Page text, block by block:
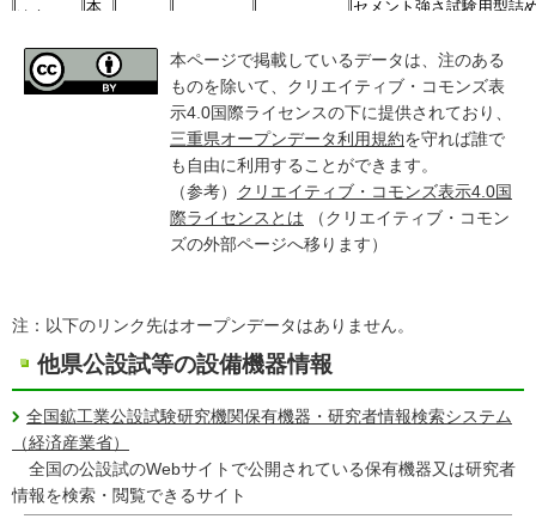
本ページで掲載しているデータは、注のある
ものを除いて、クリエイティブ・コモンズ表
示4.0国際ライセンスの下に提供されており、
三重県オープンデータ利用規約を守れば誰で
も自由に利用することができます。
（参考） クリエイティブ・コモンズ表示4.0国
際ライセンスとは
（クリエイティブ・コモン
ズの外部ページへ移ります）
注：以下のリンク先はオープンデータはありません。
他県公設試等の設備機器情報
全国鉱工業公設試験研究機関保有機器・研究者情報検索システム
（経済産業省）
全国の公設試のWebサイトで公開されている保有機器又は研究者
情報を検索・閲覧できるサイト